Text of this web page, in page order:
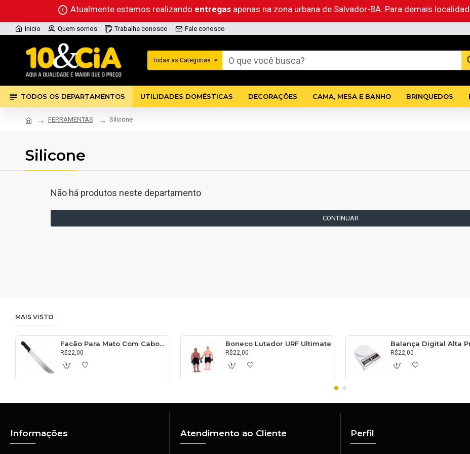
Atualmente estamos realizando entregas apenas na zona urbana de Salvador-BA. Para demais
Inicio Quem somos Trabalhe conosco Fale conosco
Todas as Categorias
TODOS OS DEPARTAMENTOS UTILIDADES DOMÉSTICAS DECORAÇÕES CAMA, MESA E BANHO BRINQUEDOS
FERRAMENTAS Silicone
Silicone
Não há produtos neste departamento
CONTINUAR
MAIS VISTO
Facão Para Mato Com Cabo 30cm
R$22,00
Boneco Lutador URF Ultimate
R$22,00 R$22,00
Informações Atendimento ao Cliente Perfil